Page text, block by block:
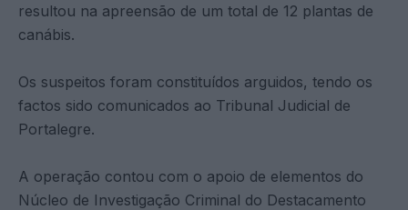
resultou na apreensão de um total de 12 plantas de
canábis.
Os suspeitos foram constituídos arguidos, tendo os
factos sido comunicados ao Tribunal Judicial de
Portalegre.
A operação contou com o apoio de elementos do
Núcleo de Investigação Criminal do Destacamento